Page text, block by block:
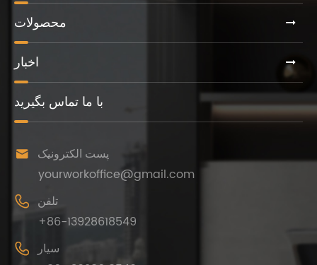
محصولات
اخبار
با ما تماس بگیرید
 پست الکترونیک
yourworkoffice@gmail.com
 تلفن
+86-13928618549
 سیار